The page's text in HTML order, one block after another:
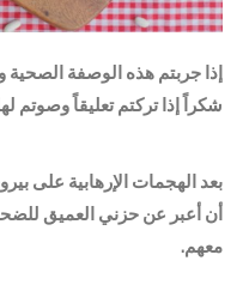
إذا جربتم هذه الوصفة الصحية
شكراً إذا تركتم تعليقاً وصوتم
بعد الهجمات الإرهابية على
أن أعبر عن حزني العميق
معهم.